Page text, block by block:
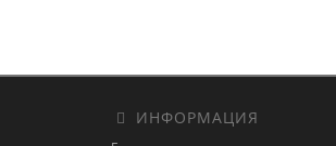
ИНФОРМАЦИЯ